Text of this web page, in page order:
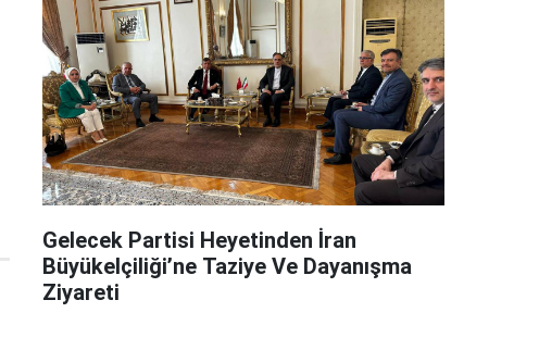
Gelecek Partisi Heyetinden İran
Büyükelçiliği’ne Taziye Ve Dayanışma
Ziyareti